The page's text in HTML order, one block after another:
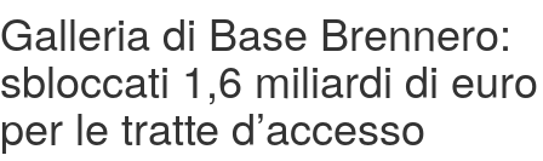
Galleria di Base Brennero:
sbloccati 1,6 miliardi di euro
per le tratte d’accesso